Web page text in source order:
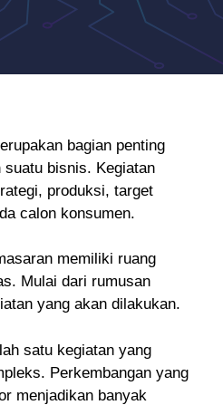
bagian penting
suatu bisnis. Kegiatan
produksi, target
calon konsumen.
memiliki ruang
Mulai dari rumusan
yang akan dilakukan.
satu kegiatan yang
Perkembangan yang
menjadikan banyak